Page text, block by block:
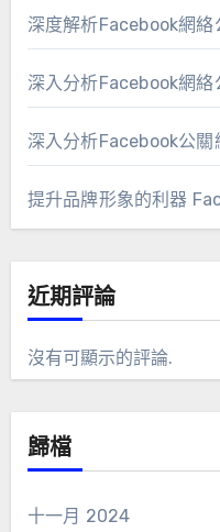
深度解析Facebook網絡
深入分析Facebook網
深入分析Facebook公關
提升品牌形象的利器
近期評論
沒有可顯示的評論.
歸檔
十一月 2024